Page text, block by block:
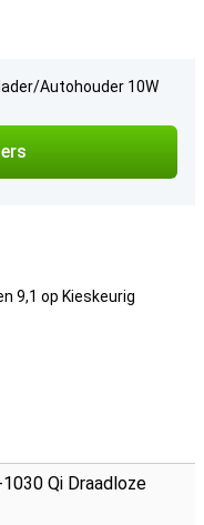
Autohouder 10W
9,1 op Kieskeurig
Qi Draadloze